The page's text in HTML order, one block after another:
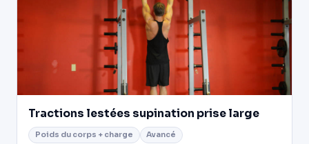
Tractions lestées supination prise large
Poids du corps + charge Avancé